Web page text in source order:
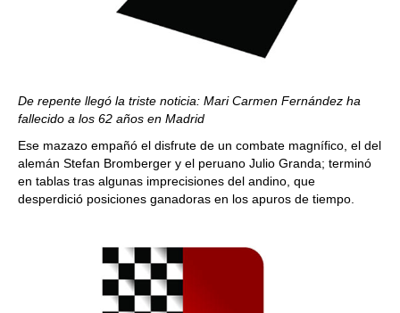
De repente llegó la triste noticia: Mari Carmen Fernández ha
fallecido a los 62 años en Madrid
Ese mazazo empañó el disfrute de un combate magnífico, el del
alemán Stefan Bromberger y el peruano Julio Granda; terminó
en tablas tras algunas imprecisiones del andino, que
desperdició posiciones ganadoras en los apuros de tiempo.